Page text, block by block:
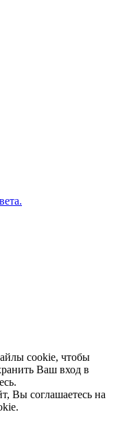
cookie, чтобы
Ваш вход в
Вы соглашаетесь на